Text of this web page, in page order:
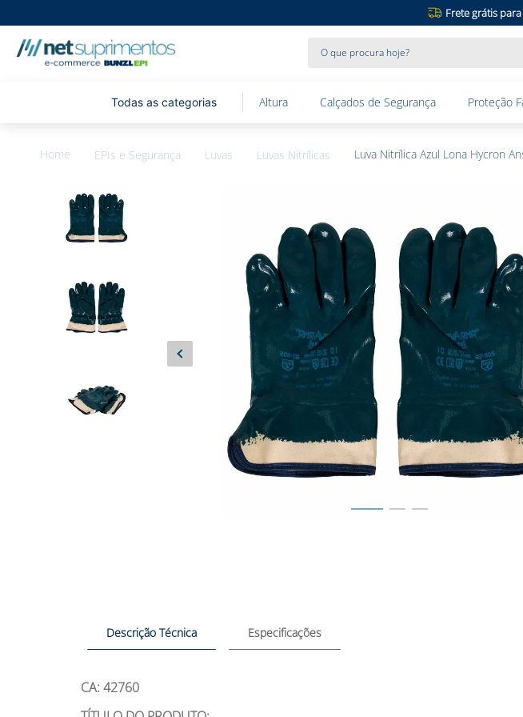
Frete grátis
Altura Calçados de Segurança Proteção
EPIs e Segurança Luvas Luvas Nitrílicas Luva Nitrílica Azul Lona Hycron
Descrição Técnica Especificações
CA: 42760